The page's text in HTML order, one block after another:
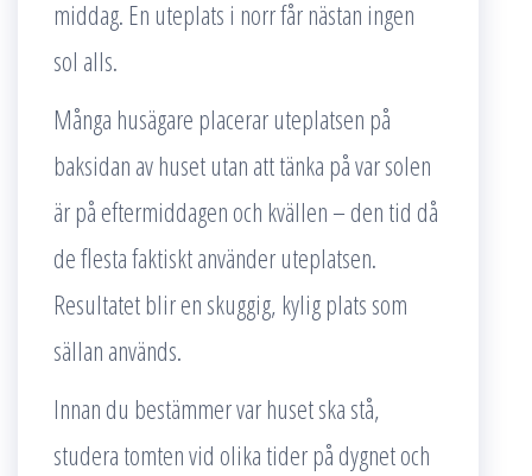
middag. En uteplats i norr får nästan ingen
sol alls.
Många husägare placerar uteplatsen på
baksidan av huset utan att tänka på var solen
är på eftermiddagen och kvällen – den tid då
de flesta faktiskt använder uteplatsen.
Resultatet blir en skuggig, kylig plats som
sällan används.
Innan du bestämmer var huset ska stå,
studera tomten vid olika tider på dygnet och